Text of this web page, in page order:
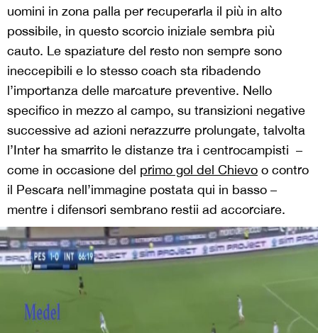
uomini in zona palla per recuperarla il più in alto
possibile, in questo scorcio iniziale sembra più
cauto. Le spaziature del resto non sempre sono
ineccepibili e lo stesso coach sta ribadendo
l’importanza delle marcature preventive. Nello
specifico in mezzo al campo, su transizioni negative
successive ad azioni nerazzurre prolungate, talvolta
l’Inter ha smarrito le distanze tra i centrocampisti –
come in occasione del primo gol del Chievo o contro
il Pescara nell’immagine postata qui in basso –
mentre i difensori sembrano restii ad accorciare.